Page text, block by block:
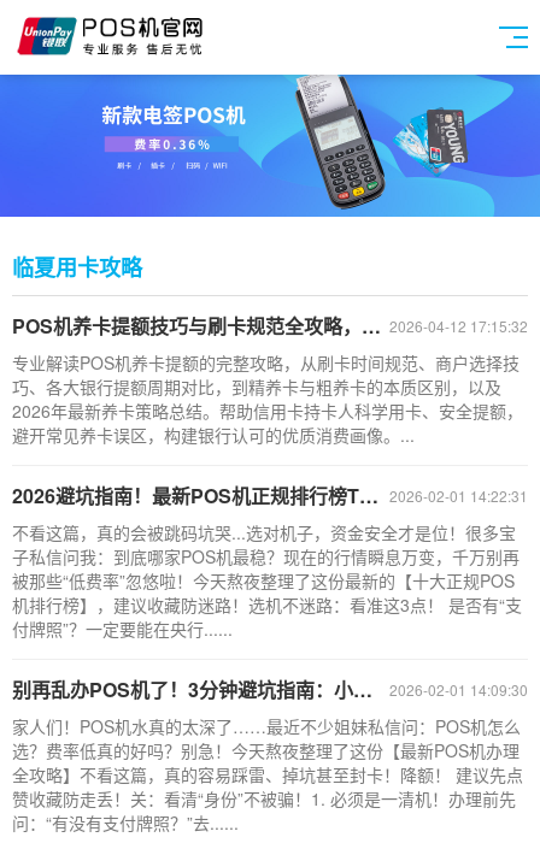
临夏用卡攻略
2026-04-12 17:15:32
POS机养卡提额技巧与刷卡规范全攻略，从入门到精通
专业解读POS机养卡提额的完整攻略，从刷卡时间规范、商户选择技
巧、各大银行提额周期对比，到精养卡与粗养卡的本质区别，以及
2026年最新养卡策略总结。帮助信用卡持卡人科学用卡、安全提额，
避开常见养卡误区，构建银行认可的优质消费画像。...
2026-02-01 14:22:31
2026避坑指南！最新POS机正规排行榜TOP10
不看这篇，真的会被跳码坑哭...选对机子，资金安全才是位！很多宝
子私信问我：到底哪家POS机最稳？现在的行情瞬息万变，千万别再
被那些“低费率”忽悠啦！今天熬夜整理了这份最新的【十大正规POS
机排行榜】，建议收藏防迷路！选机不迷路：看准这3点！ 是否有“支
付牌照”？一定要能在央行......
2026-02-01 14:09:30
别再乱办POS机了！3分钟避坑指南：小白到高手的进阶手册
家人们！POS机水真的太深了……最近不少姐妹私信问：POS机怎么
选？费率低真的好吗？别急！今天熬夜整理了这份【最新POS机办理
全攻略】不看这篇，真的容易踩雷、掉坑甚至封卡！降额！ 建议先点
赞收藏防走丢！关：看清“身份”不被骗！1. 必须是一清机！办理前先
问：“有没有支付牌照？”去......